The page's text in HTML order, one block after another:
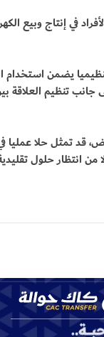
في إنتاج وبيع
يضمن استخدام
جانب تنظيم العلاقة
قد تمثل حلا
انتظار حلول